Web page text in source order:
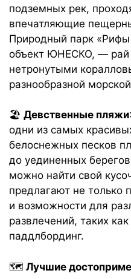
подземных рек,
впечатляющие
Природный парк
объект ЮНЕСКО, — рай
нетронутыми
разнообразной
🏖️ Девственные пляжи
одни из самых
белоснежных песков
до уединенных
можно найти свой
предлагают не только
и возможности для
развлечений, таких
паддлбординг.
🗺️ Лучшие